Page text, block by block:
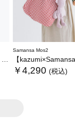
Samansa Mos2
【kazumi×Samansa Mos2】ぬい
￥4,290 (税込)